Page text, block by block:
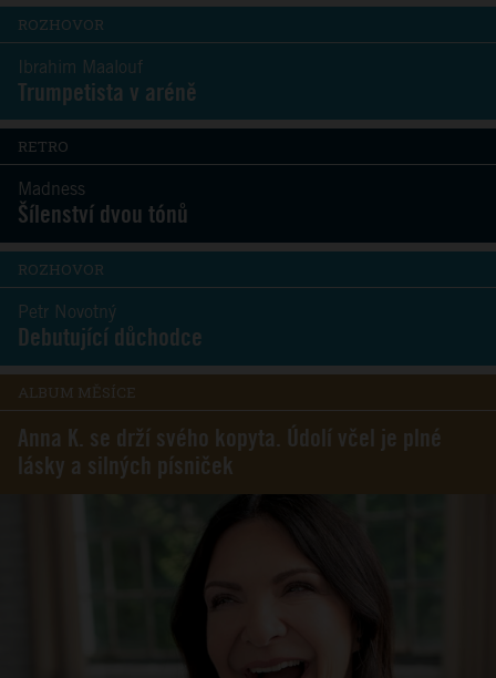
ROZHOVOR
Ibrahim Maalouf
Trumpetista v aréně
RETRO
Madness
Šílenství dvou tónů
ROZHOVOR
Petr Novotný
Debutující důchodce
ALBUM MĚSÍCE
Anna K. se drží svého kopyta. Údolí včel je plné
lásky a silných písniček